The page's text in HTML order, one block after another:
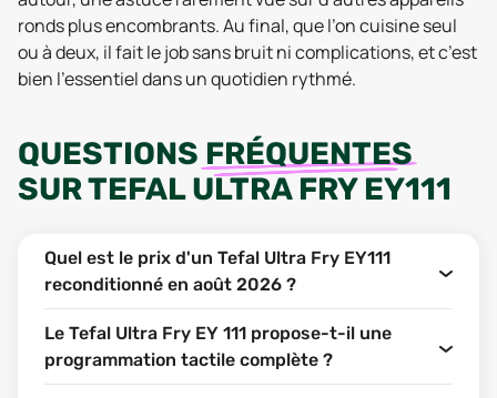
ronds plus encombrants. Au final, que l’on cuisine seul
ou à deux, il fait le job sans bruit ni complications, et c’est
bien l’essentiel dans un quotidien rythmé.
QUESTIONS FRÉQUENTES
SURTEFAL ULTRA FRY EY111
Quel est le prix d'un Tefal Ultra Fry EY111
reconditionné en août 2026 ?
Le Tefal Ultra Fry EY 111 propose-t-il une
programmation tactile complète ?